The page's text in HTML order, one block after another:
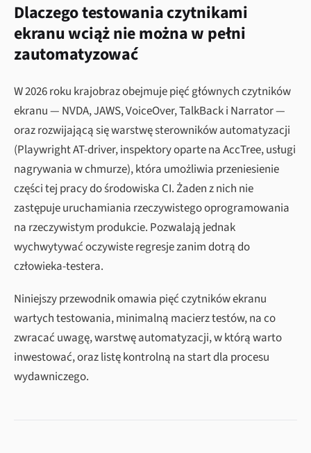
Dlaczego testowania czytnikami
ekranu wciąż nie można w pełni
zautomatyzować
W 2026 roku krajobraz obejmuje pięć głównych czytników
ekranu — NVDA, JAWS, VoiceOver, TalkBack i Narrator —
oraz rozwijającą się warstwę sterowników automatyzacji
(Playwright AT-driver, inspektory oparte na AccTree, usługi
nagrywania w chmurze), która umożliwia przeniesienie
części tej pracy do środowiska CI. Żaden z nich nie
zastępuje uruchamiania rzeczywistego oprogramowania
na rzeczywistym produkcie. Pozwalają jednak
wychwytywać oczywiste regresje zanim dotrą do
człowieka-testera.
Niniejszy przewodnik omawia pięć czytników ekranu
wartych testowania, minimalną macierz testów, na co
zwracać uwagę, warstwę automatyzacji, w którą warto
inwestować, oraz listę kontrolną na start dla procesu
wydawniczego.